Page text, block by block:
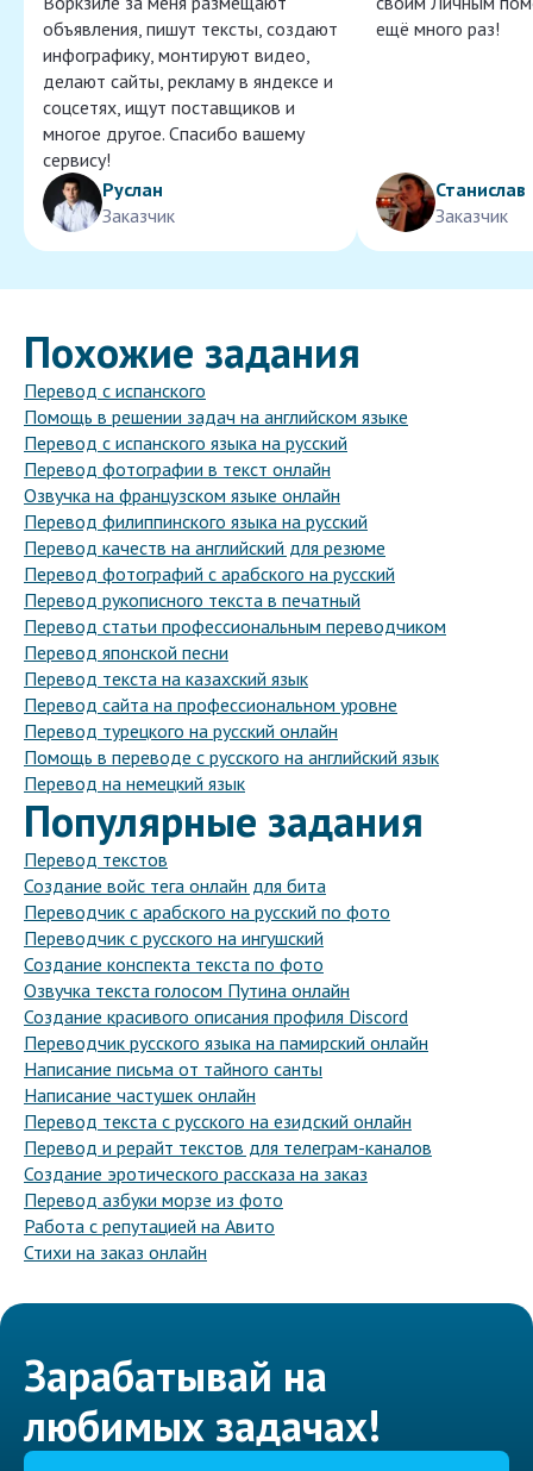
объявления, пишут тексты, создают
инфографику, монтируют видео,
делают сайты, рекламу в яндексе и
соцсетях, ищут поставщиков и
многое другое. Спасибо вашему
сервису!
Руслан
Заказчик
ещё много раз!
Станислав
Заказчик
Похожие задания
Перевод с испанского
Помощь в решении задач на английском языке
Перевод с испанского языка на русский
Перевод фотографии в текст онлайн
Озвучка на французском языке онлайн
Перевод филиппинского языка на русский
Перевод качеств на английский для резюме
Перевод фотографий с арабского на русский
Перевод рукописного текста в печатный
Перевод статьи профессиональным переводчиком
Перевод японской песни
Перевод текста на казахский язык
Перевод сайта на профессиональном уровне
Перевод турецкого на русский онлайн
Помощь в переводе с русского на английский язык
Перевод на немецкий язык
Популярные задания
Перевод текстов
Создание войс тега онлайн для бита
Переводчик с арабского на русский по фото
Переводчик с русского на ингушский
Создание конспекта текста по фото
Озвучка текста голосом Путина онлайн
Создание красивого описания профиля Discord
Переводчик русского языка на памирский онлайн
Написание письма от тайного санты
Написание частушек онлайн
Перевод текста с русского на езидский онлайн
Перевод и рерайт текстов для телеграм-каналов
Создание эротического рассказа на заказ
Перевод азбуки морзе из фото
Работа с репутацией на Авито
Стихи на заказ онлайн
Зарабатывай на
любимых задачах!